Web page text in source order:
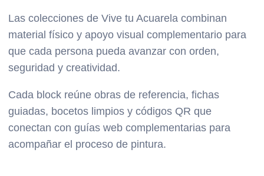
Las colecciones de Vive tu Acuarela combinan
material físico y apoyo visual complementario para
que cada persona pueda avanzar con orden,
seguridad y creatividad.
Cada block reúne obras de referencia, fichas
guiadas, bocetos limpios y códigos QR que
conectan con guías web complementarias para
acompañar el proceso de pintura.